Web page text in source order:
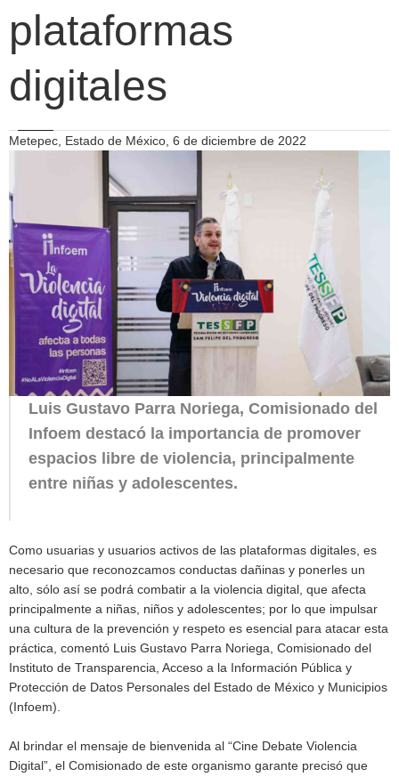
plataformas
digitales
Metepec, Estado de México, 6 de diciembre de 2022
Luis Gustavo Parra Noriega, Comisionado del
Infoem destacó la importancia de promover
espacios libre de violencia, principalmente
entre niñas y adolescentes.
Como usuarias y usuarios activos de las plataformas digitales, es
necesario que reconozcamos conductas dañinas y ponerles un
alto, sólo así se podrá combatir a la violencia digital, que afecta
principalmente a niñas, niños y adolescentes; por lo que impulsar
una cultura de la prevención y respeto es esencial para atacar esta
práctica, comentó Luis Gustavo Parra Noriega, Comisionado del
Instituto de Transparencia, Acceso a la Información Pública y
Protección de Datos Personales del Estado de México y Municipios
(Infoem).
Al brindar el mensaje de bienvenida al “Cine Debate Violencia
Digital”, el Comisionado de este organismo garante precisó que